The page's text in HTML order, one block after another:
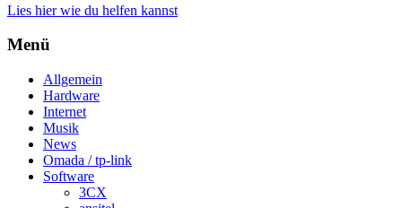
Lies hier wie du helfen kannst
Menü
Allgemein
Hardware
Internet
Musik
News
Omada / tp-link
Software
3CX